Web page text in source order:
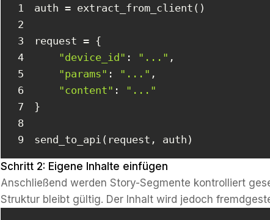
1
2
3
4
"device_id" : "..."
5
"params" : "..."
6
"content" : "..."
7
8
9
send_to_api(request, auth)
Schritt 2: Eigene Inhalte einfügen
Anschließend werden Story-Segmente kontrolliert
Struktur bleibt gültig. Der Inhalt wird jedoch